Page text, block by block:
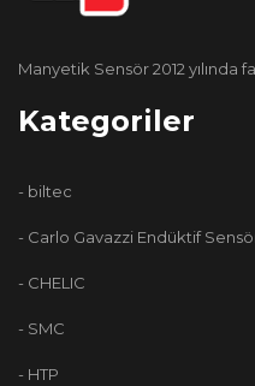
Manyetik Sensör 2012 yılında
Kategoriler
- biltec
- Carlo Gavazzi Endüktif
- CHELIC
- SMC
- HTP